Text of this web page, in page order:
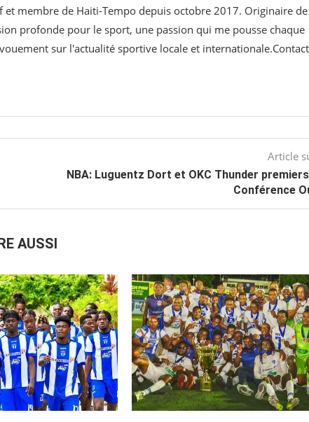
et membre de Haiti-Tempo depuis octobre 2017. Originaire de
profonde pour le sport, une passion qui me pousse chaque
sur l'actualité sportive locale et
Article
NBA: Luguentz Dort et OKC Thunder
Conférence
AUSSI